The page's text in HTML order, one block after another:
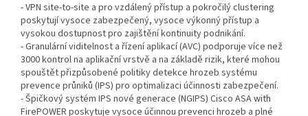
- VPN site-to-site a pro vzdálený přístup a pokročilý clustering
poskytují vysoce zabezpečený, vysoce výkonný přístup a
vysokou dostupnost pro zajištění kontinuity podnikání.
- Granulární viditelnost a řízení aplikací (AVC) podporuje více než
3000 kontrol na aplikační vrstvě a na základě rizik, které mohou
spouštět přizpůsobené politiky detekce hrozeb systému
prevence průniků (IPS) pro optimalizaci účinnosti zabezpečení.
- Špičkový systém IPS nové generace (NGIPS) Cisco ASA with
FirePOWER poskytuje vysoce účinnou prevenci hrozeb a plné